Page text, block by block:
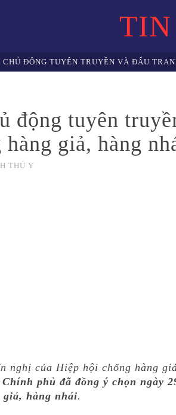
CHỦ ĐỘNG TUYÊN TRUYỀN VÀ ĐẤU
động tuyên
hàng giả, hàng
THÚ Y
nghị của Hiệp hội chống hàng
Chính phủ đã đồng ý chọn ngày
giả, hàng nhái.